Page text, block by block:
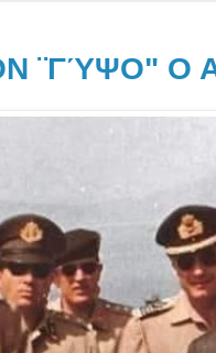
¨ΓΎΨΟ" Ο